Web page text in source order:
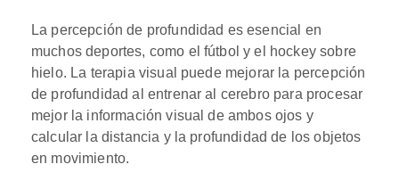
La percepción de profundidad es esencial en
muchos deportes, como el fútbol y el hockey sobre
hielo. La terapia visual puede mejorar la percepción
de profundidad al entrenar al cerebro para procesar
mejor la información visual de ambos ojos y
calcular la distancia y la profundidad de los objetos
en movimiento.